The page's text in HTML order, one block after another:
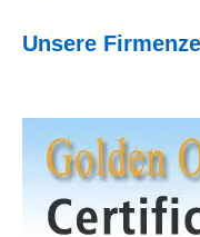
Unsere